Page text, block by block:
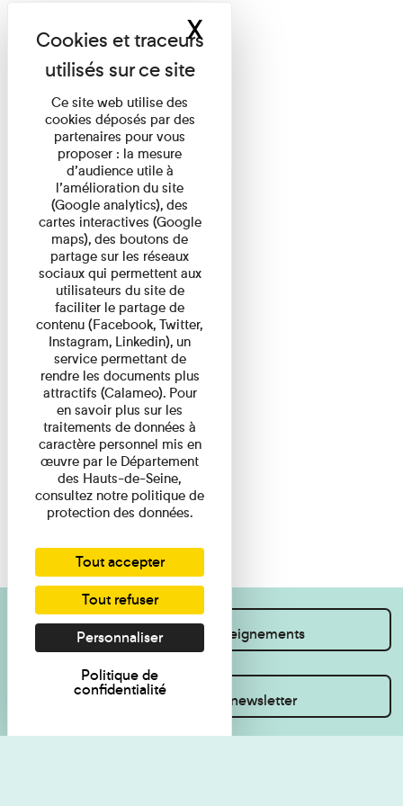
Je souhaite des renseignements
Inscrivez-vous à la newsletter
Ce site web utilise des
cookies déposés par des
partenaires pour vous
proposer : la mesure
d’audience utile à
l’amélioration du site
(Google analytics), des
cartes interactives (Google
maps), des boutons de
partage sur les réseaux
sociaux qui permettent aux
utilisateurs du site de
faciliter le partage de
contenu (Facebook, Twitter,
Instagram, Linkedin), un
service permettant de
rendre les documents plus
attractifs (Calameo). Pour
en savoir plus sur les
traitements de données à
caractère personnel mis en
œuvre par le Département
des Hauts-de-Seine,
consultez notre politique de
protection des données.
Tout accepter
Tout refuser
Personnaliser
Politique de
confidentialité
XMasquer le